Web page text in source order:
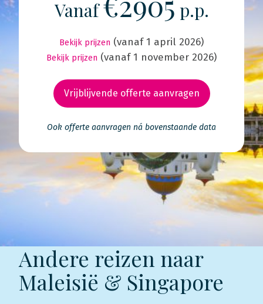
Vanaf p.p.
Bekijk prijzen (vanaf 1 april 2026)
Bekijk prijzen (vanaf 1 november 2026)
Vrijblijvende offerte aanvragen
Ook offerte aanvragen ná bovenstaande data
Andere reizen naar
Maleisië & Singapore